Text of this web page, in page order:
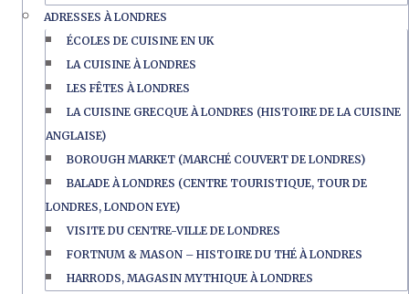
ADRESSES À LONDRES
ÉCOLES DE CUISINE EN UK
LA CUISINE À LONDRES
LES FÊTES À LONDRES
LA CUISINE GRECQUE À LONDRES (HISTOIRE DE LA CUISINE
ANGLAISE)
BOROUGH MARKET (MARCHÉ COUVERT DE LONDRES)
BALADE À LONDRES (CENTRE TOURISTIQUE, TOUR DE
LONDRES, LONDON EYE)
VISITE DU CENTRE-VILLE DE LONDRES
FORTNUM & MASON – HISTOIRE DU THÉ À LONDRES
HARRODS, MAGASIN MYTHIQUE À LONDRES